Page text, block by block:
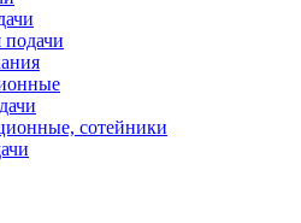
сотейники